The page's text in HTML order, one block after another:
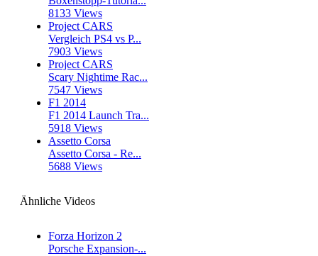
8133 Views
Project CARS
Vergleich PS4 vs P...
7903 Views
Project CARS
Scary Nightime Rac...
7547 Views
F1 2014
F1 2014 Launch Tra...
5918 Views
Assetto Corsa
Assetto Corsa - Re...
5688 Views
Ähnliche Videos
Forza Horizon 2
Porsche Expansion-...